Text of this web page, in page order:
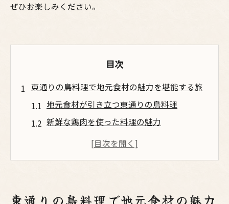
ぜひお楽しみください。
目次
東通りの鳥料理で地元食材の魅力を堪能する旅
地元食材が引き立つ東通りの鳥料理
新鮮な鶏肉を使った料理の魅力
東通りで味わう地元食材と鳥料理の絶妙な
東通りの鳥料理で地元食材の魅力